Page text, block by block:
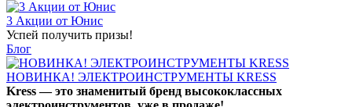
3 Акции от Юнис
Успей получить призы!
Блог
НОВИНКА! ЭЛЕКТРОИНСТРУМЕНТЫ KRESS
Kress — это знаменитый бренд высококлассных